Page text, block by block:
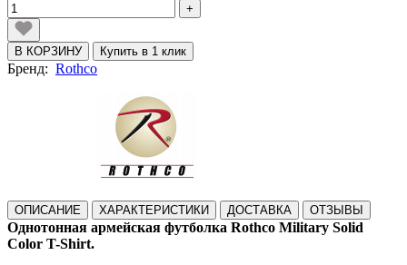
+
В КОРЗИНУ Купить в 1 клик
Бренд: Rothco
ОПИСАНИЕ ХАРАКТЕРИСТИКИ ДОСТАВКА ОТЗЫВЫ
Однотонная армейская футболка Rothco Military Solid
Color T-Shirt.